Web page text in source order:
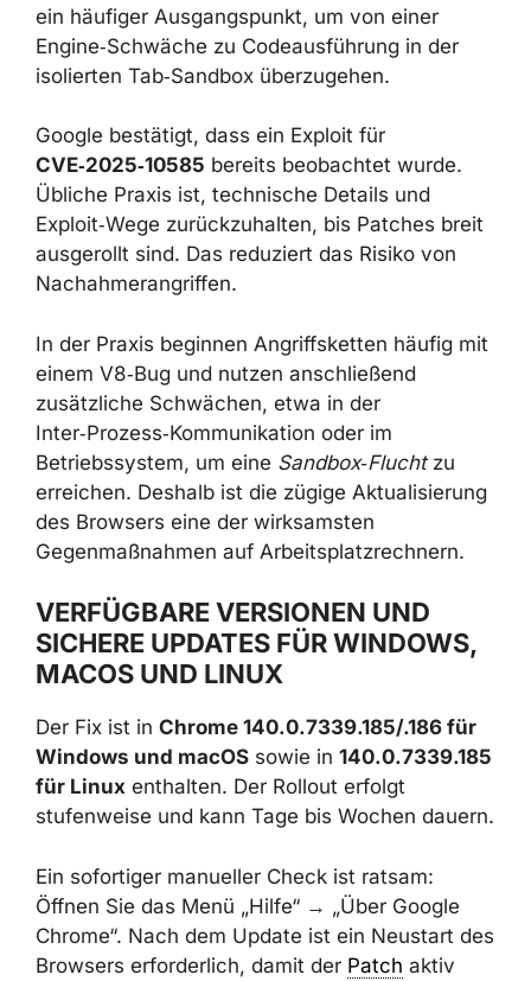
ein häufiger Ausgangspunkt, um von einer
Engine‑Schwäche zu Codeausführung in der
isolierten Tab‑Sandbox überzugehen.
Google bestätigt, dass ein Exploit für
CVE‑2025‑10585 bereits beobachtet wurde.
Übliche Praxis ist, technische Details und
Exploit‑Wege zurückzuhalten, bis Patches breit
ausgerollt sind. Das reduziert das Risiko von
Nachahmerangriffen.
In der Praxis beginnen Angriffsketten häufig mit
einem V8‑Bug und nutzen anschließend
zusätzliche Schwächen, etwa in der
Inter‑Prozess‑Kommunikation oder im
Betriebssystem, um eine Sandbox‑Fluchtzu
erreichen. Deshalb ist die zügige Aktualisierung
des Browsers eine der wirksamsten
Gegenmaßnahmen auf Arbeitsplatzrechnern.
VERFÜGBARE VERSIONEN UND
SICHERE UPDATES FÜR WINDOWS,
MACOS UND LINUX
Der Fix ist in Chrome 140.0.7339.185/.186 für
Windows und macOS sowie in 140.0.7339.185
für Linux enthalten. Der Rollout erfolgt
stufenweise und kann Tage bis Wochen dauern.
Ein sofortiger manueller Check ist ratsam:
Öffnen Sie das Menü „Hilfe“ → „Über Google
Chrome“. Nach dem Update ist ein Neustart des
Browsers erforderlich, damit der Patch aktiv